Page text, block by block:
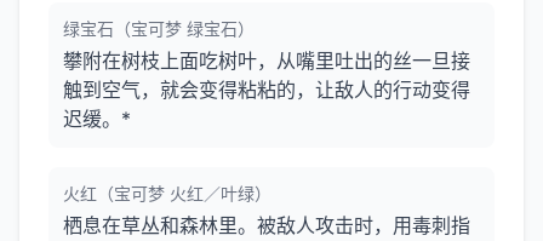
绿宝石（宝可梦 绿宝石）
攀附在树枝上面吃树叶，从嘴里吐出的丝一旦接
触到空气，就会变得粘粘的，让敌人的行动变得
迟缓。*
火红（宝可梦 火红／叶绿）
栖息在草丛和森林里。被敌人攻击时，用毒刺指